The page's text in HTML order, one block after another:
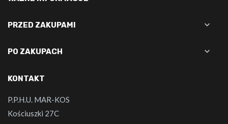
PRZED ZAKUPAMI 
PO ZAKUPACH 
KONTAKT
P.P.H.U. MAR-KOS
Kościuszki 27C